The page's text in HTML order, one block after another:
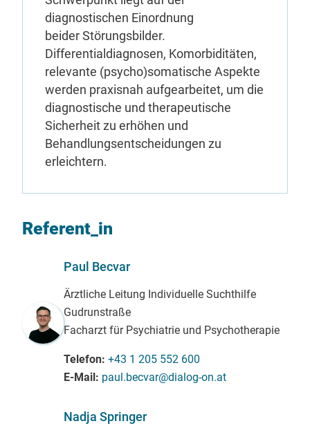
diagnostischen Einordnung
beiderStörungsbilder.
Differentialdiagnosen, Komorbiditäten,
relevante (psycho)somatische Aspekte
werden praxisnah aufgearbeitet, um die
diagnostische und therapeutische
Sicherheit zu erhöhen und
Behandlungsentscheidungen zu
erleichtern.
Referent_in
Paul Becvar
Ärztliche Leitung Individuelle Suchthilfe
Gudrunstraße
Facharzt für Psychiatrie und Psychotherapie
Telefon +43 1 205 552 600
E-Mail paul.becvar@dialog-on.at
Nadja Springer